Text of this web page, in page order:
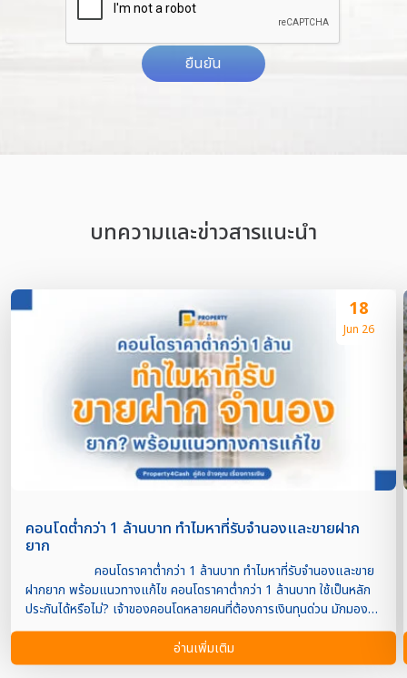
ยืนยัน
บทความเเละข่าวสารแนะนำ
18
Jun 26
คอนโดต่ำกว่า 1 ล้านบาท ทำไมหาที่รับจำนองและขายฝาก
ยาก
คอนโดราคาต่ำกว่า 1 ล้านบาท ทำไมหาที่รับจำนองและขาย
ฝากยาก พร้อมแนวทางแก้ไข คอนโดราคาต่ำกว่า 1 ล้านบาท ใช้เป็นหลัก
ประกันได้หรือไม่? เจ้าของคอนโดหลายคนที่ต้องการเงินทุนด่วน มักมองหา
ทางเลือกอย่างการจำนองหรือขายฝากคอนโดเพื่อนำเงินไปใช้หมุนเวียน
ทางธุรกิจ ชำระหนี้ หรือแก้ปัญหาสภาพคล่องทางการเงิน
แต่เมื่อเริ่มติดต่อสถาบันการเงินหรือผู้รับจำนองเอกชน กลับพบว่าคอนโด
อ่านเพิ่มเติม